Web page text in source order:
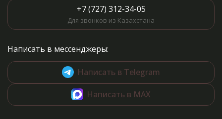
+7 (727) 312-34-05
Для звонков из Казахстана
Написать в мессенджеры:
Написать в Telegram
Написать в MAX